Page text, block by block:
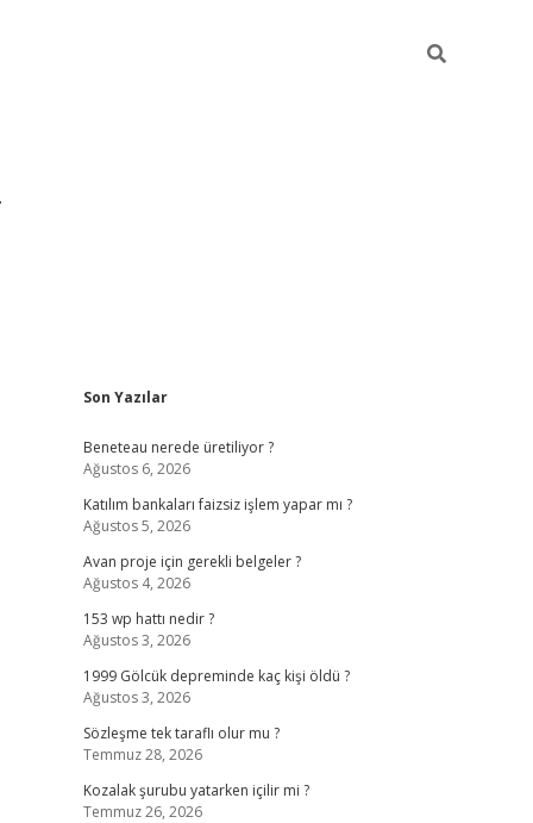
Sidebar
Son Yazılar
Beneteau nerede üretiliyor ?
Ağustos 6, 2026
Katılım bankaları faizsiz işlem yapar mı ?
Ağustos 5, 2026
Avan proje için gerekli belgeler ?
Ağustos 4, 2026
153 wp hattı nedir ?
Ağustos 3, 2026
1999 Gölcük depreminde kaç kişi öldü ?
Ağustos 3, 2026
Sözleşme tek taraflı olur mu ?
Temmuz 28, 2026
Kozalak şurubu yatarken içilir mi ?
Temmuz 26, 2026